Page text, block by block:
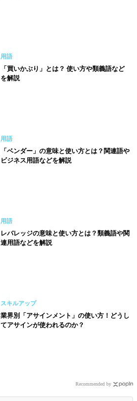
用語
「買いかぶり」とは？ 使い方や類義語など
を解説
用語
「ベンダー」の意味と使い方とは？関連語や
ビジネス用語などを解説
用語
レバレッジの意味と使い方とは？類義語や関
連用語などを解説
スキルアップ
業界別「アサインメント」の使い方！どうし
てアサインが使われるのか？
Recommended by